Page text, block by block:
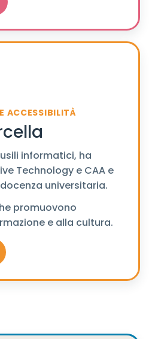
ACCESSIBILITÀ
informatici, ha
Technology e CAA e
universitaria.
promuovono
e alla cultura.